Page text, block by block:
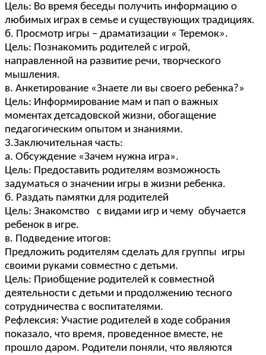
Цель: Во время беседы получить информацию о
любимых играх в семье и существующих традициях.
б. Просмотр игры – драматизации « Теремок».
Цель: Познакомить родителей с игрой,
направленной на развитие речи, творческого
мышления.
в. Анкетирование «Знаете ли вы своего ребенка?»
Цель: Информирование мам и пап о важных
моментах детсадовской жизни, обогащение
педагогическим опытом и знаниями.
3.Заключительная часть:
а. Обсуждение «Зачем нужна игра».
Цель: Предоставить родителям возможность
задуматься о значении игры в жизни ребенка.
б. Раздать памятки для родителей
Цель: Знакомство с видами игр и чему обучается
ребенок в игре.
в. Подведение итогов:
Предложить родителям сделать для группы игры
своими руками совместно с детьми.
Цель: Приобщение родителей к совместной
деятельности с детьми и продолжению тесного
сотрудничества с воспитателями.
Рефлексия: Участие родителей в ходе собрания
показало, что время, проведенное вместе, не
прошло даром. Родители поняли, что являются